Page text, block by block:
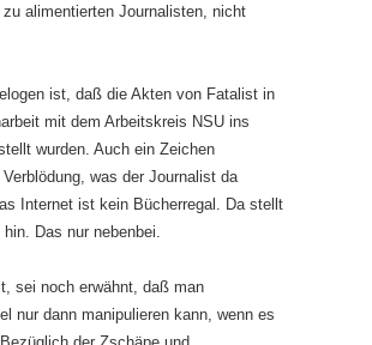
alimentierten Journalisten, nicht
ist, daß die Akten von Fatalist in
mit dem Arbeitskreis NSU ins
wurden. Auch ein Zeichen
was der Journalist da
Internet ist kein Bücherregal. Da stellt
Das nur nebenbei.
sei noch erwähnt, daß man
nur dann manipulieren kann, wenn es